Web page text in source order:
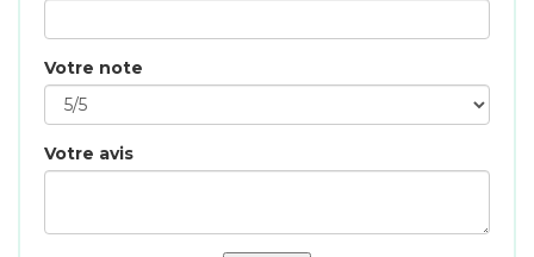
Votre note
Votre avis